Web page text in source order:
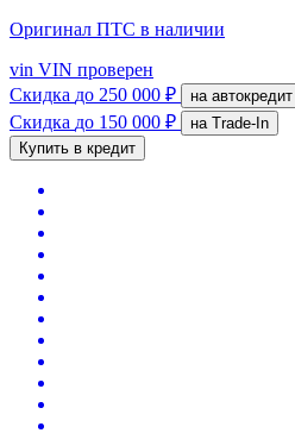
Оригинал ПТС в наличии
vin VIN проверен
Скидка до 250 000 ₽ на автокредит
Скидка до 150 000 ₽
на Trade-In
Купить в кредит